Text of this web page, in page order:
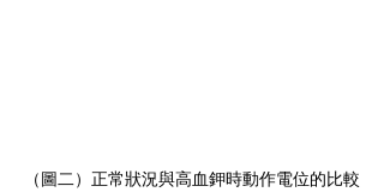
（圖二）正常狀況與高血鉀時動作電位的比較